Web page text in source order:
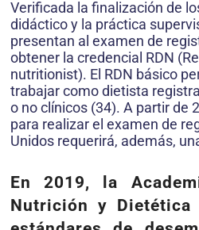
Verificada la finalización de
didáctico y la práctica
presentan al examen de
obtener la credencial RDN
nutritionist). El RDN básico
trabajar como dietista
o no clínicos (34). A partir de
para realizar el examen de
Unidos requerirá, además,
En 2019, la
Nutrición y Dietética